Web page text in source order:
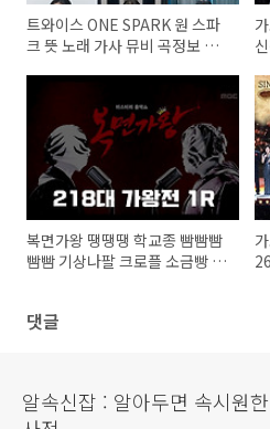
트와이스 ONE SPARK 원 스파
크 뜻 노래 가사 뮤비 곡정보 위
복면가왕 땡땡땡 학교종 빰빰빰
빰빰 기상나팔 크로플 소금빵 정
민 조윤민
댓글
알속신잡 : 알아두면 속시원